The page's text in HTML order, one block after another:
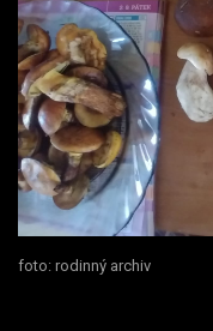
foto: rodinný archiv